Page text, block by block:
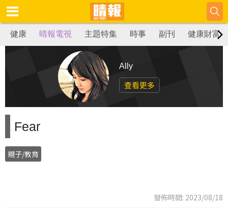
健康 晴報電視 主題特集 時事 副刊 健康財富
Ally
查看更多
Fear
親子/教育
發佈時間: 2023/08/18